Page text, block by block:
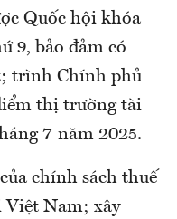
Quốc hội khóa
9, bảo đảm có
trình Chính phủ
thị trường tài
7 năm 2025.
chính sách thuế
Việt Nam; xây